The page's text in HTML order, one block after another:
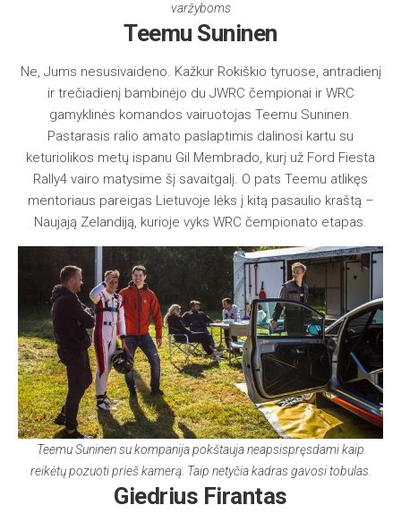
varžyboms
Teemu Suninen
Ne, Jums nesusivaideno. Kažkur Rokiškio tyruose, antradienį
ir trečiadienį bambinėjo du JWRC čempionai ir WRC
gamyklinės komandos vairuotojas Teemu Suninen.
Pastarasis ralio amato paslaptimis dalinosi kartu su
keturiolikos metų ispanu Gil Membrado, kurį už Ford Fiesta
Rally4 vairo matysime šį savaitgalį. O pats Teemu atlikęs
mentoriaus pareigas Lietuvoje lėks į kitą pasaulio kraštą –
Naujają Zelandiją, kurioje vyks WRC čempionato etapas.
Teemu Suninen su kompanija pokštauja neapsispręsdami kaip
reikėtų pozuoti prieš kamerą. Taip netyčia kadras gavosi tobulas.
Giedrius Firantas